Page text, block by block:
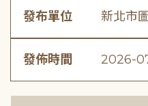
發布單位 新北市
發佈時間 2026-